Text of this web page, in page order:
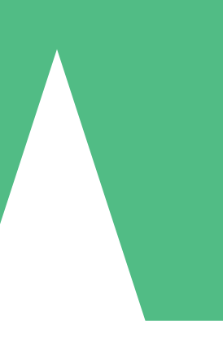
Crédits Individuels
de téléchargement. Sans engagement
5 Téléchargements
US$